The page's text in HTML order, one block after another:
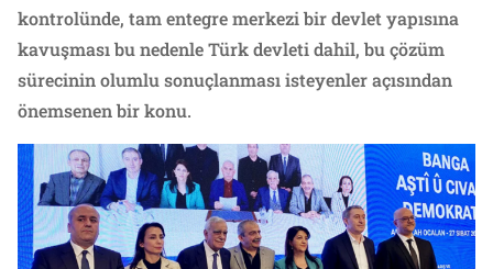
kontrolünde, tam entegre merkezi bir devlet yapısına
kavuşması bu nedenle Türk devleti dahil, bu çözüm
sürecinin olumlu sonuçlanması isteyenler açısından
önemsenen bir konu.